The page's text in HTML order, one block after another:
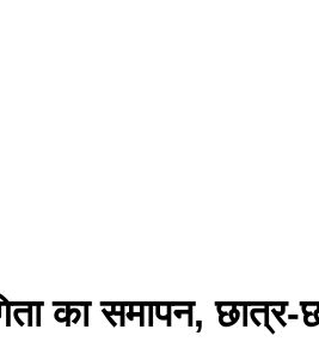
का समापन,